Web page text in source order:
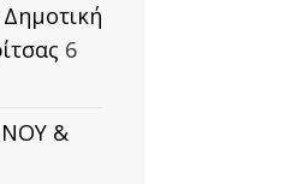
6
&